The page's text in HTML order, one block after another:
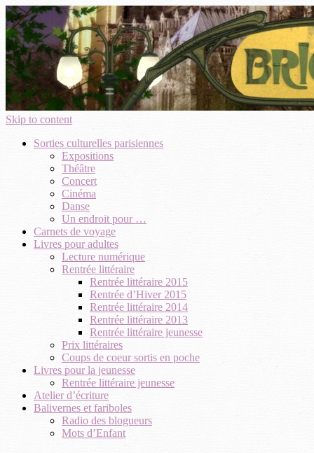
Skip to content
Sorties culturelles parisiennes
Expositions
Théâtre
Concert
Cinéma
Danse
Un endroit pour …
Carnets de voyage
Livres pour adultes
Lecture numérique
Rentrée littéraire
Rentrée littéraire 2015
Rentrée d’Hiver 2015
Rentrée littéraire 2014
Rentrée littéraire 2013
Rentrée littéraire jeunesse
Prix littéraires
Coups de coeur sortis en poche
Livres pour la jeunesse
Rentrée littéraire jeunesse
Atelier d’écriture
Balivernes et fariboles
Radio des blogueurs
Mots d’Enfant